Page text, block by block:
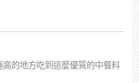
的地方吃到這麼優質的中餐料